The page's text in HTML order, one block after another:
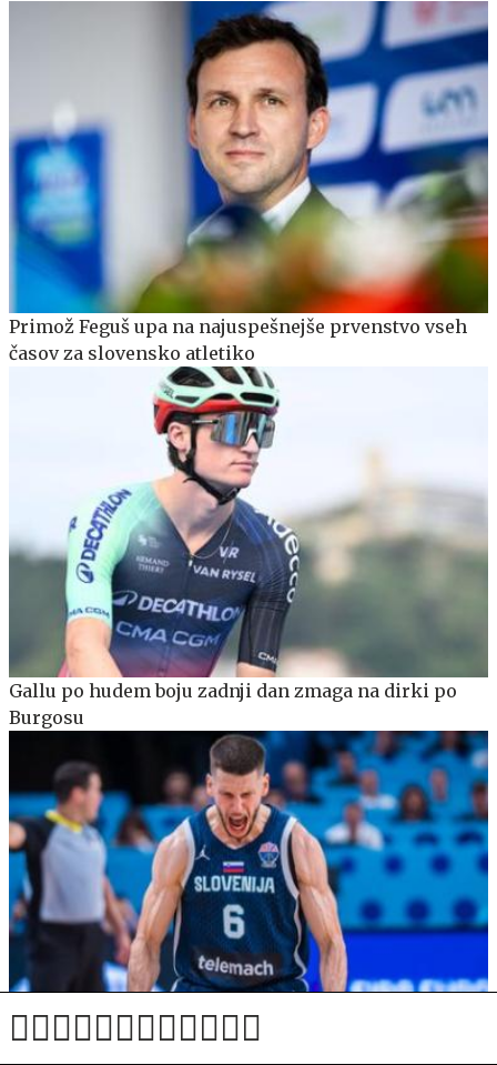
Primož Feguš upa na najuspešnejše prvenstvo vseh
časov za slovensko atletiko
Gallu po hudem boju zadnji dan zmaga na dirki po
Burgosu